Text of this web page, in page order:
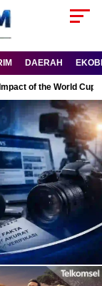
DAERAH
of the World Cup